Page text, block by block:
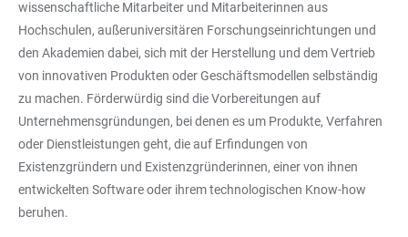
wissenschaftliche Mitarbeiter und Mitarbeiterinnen aus
Hochschulen, außeruniversitären Forschungseinrichtungen und
den Akademien dabei, sich mit der Herstellung und dem Vertrieb
von innovativen Produkten oder Geschäftsmodellen selbständig
zu machen. Förderwürdig sind die Vorbereitungen auf
Unternehmensgründungen, bei denen es um Produkte, Verfahren
oder Dienstleistungen geht, die auf Erfindungen von
Existenzgründern und Existenzgründerinnen, einer von ihnen
entwickelten Software oder ihrem technologischen Know-how
beruhen.